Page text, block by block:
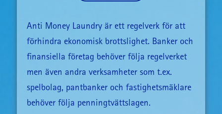
Anti Money Laundry är ett regelverk för att
förhindra ekonomisk brottslighet. Banker och
finansiella företag behöver följa regelverket
men även andra verksamheter som t.ex.
spelbolag, pantbanker och fastighetsmäklare
behöver följa penningtvättslagen.